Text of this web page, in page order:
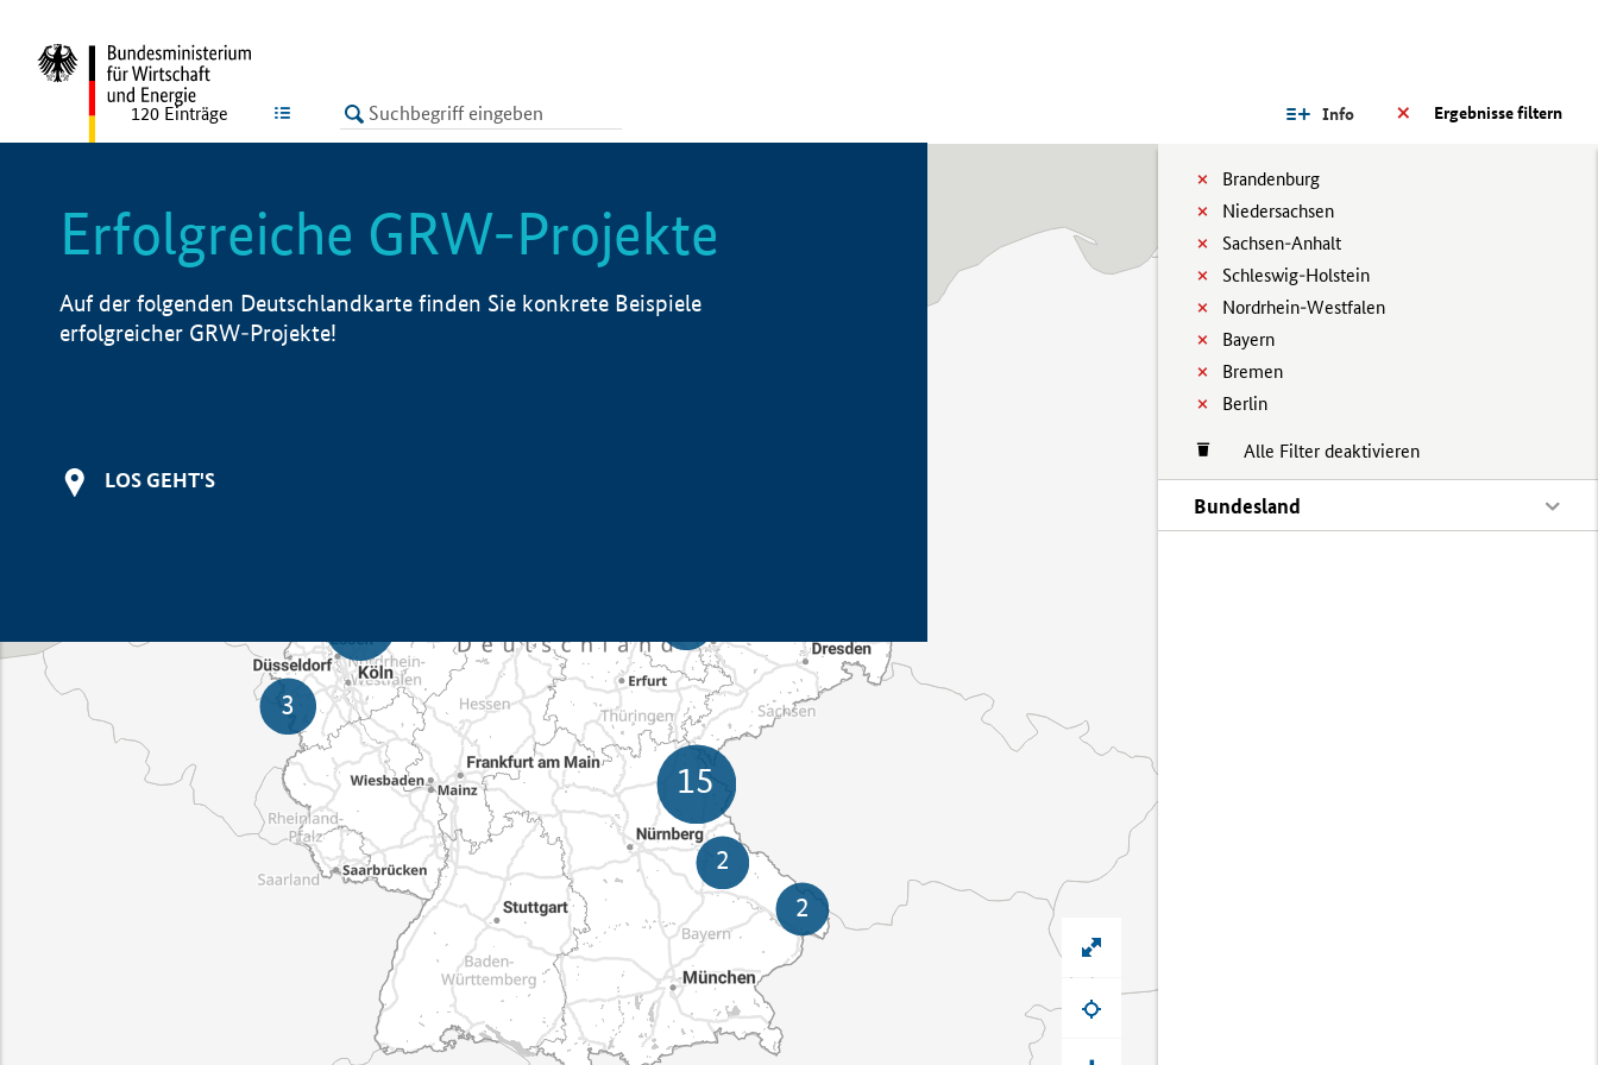
LISTE Ergebnisse filtern
Info
Brandenburg
Niedersachsen
Sachsen-Anhalt
Schleswig-Holstein
Nordrhein-Westfalen
Bayern
Bremen
Berlin
Alle Filter deaktivieren
Bundesland
120 Einträge
Erfolgreiche GRW-Projekte
Auf der folgenden Deutschlandkarte finden Sie konkrete Beispiele
erfolgreicher GRW-Projekte!
LOS GEHT'S